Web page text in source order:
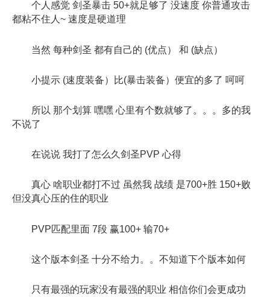
个人感觉 剑圣暴击 50+就足够了 没速度 你普通攻击
都粘不住人~ 速度是硬道理
当然 每种剑圣 都有自己的 (优点） 和 (缺点）
小提示 (速度装备）比(暴击装备）便宜的多了 呵呵
所以 那个划算 嘿嘿 心里有个数就够了。。。多的我
不说了
在说说 我打了怎么久剑圣PVP 心得
真心 啥职业都打不过 虽然我 战绩 是700+胜 150+败
但没真心压的住的职业
PVP匹配里面 7段 赢100+ 输70+
这个版本剑圣 十分不给力。。不知道下个版本如何
只有最强的玩家没有最强的职业 相信你们会更成功